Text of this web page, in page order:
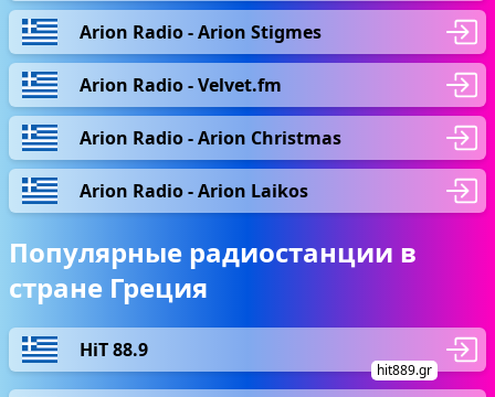
Arion Radio - Arion Stigmes
Arion Radio - Velvet.fm
Arion Radio - Arion Christmas
Arion Radio - Arion Laikos
Популярные радиостанции в
стране Греция
HiT 88.9
hit889.gr